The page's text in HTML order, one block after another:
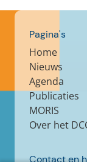
Pagina's
Home
Nieuws
Agenda
Publicaties
MORIS
Over het
Contact en